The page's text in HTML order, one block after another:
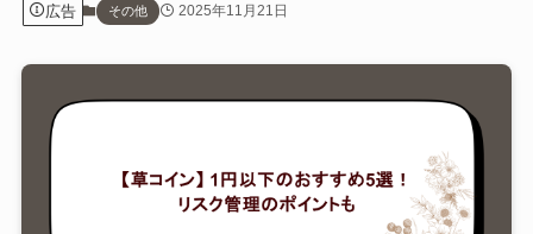
広告 その他 2025年11月21日